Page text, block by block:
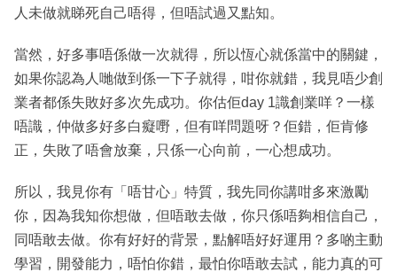
人未做就睇死自己唔得，但唔試過又點知。
當然，好多事唔係做一次就得，所以恆心就係當中的關鍵，
如果你認為人哋做到係一下子就得，咁你就錯，我見唔少創
業者都係失敗好多次先成功。你估佢day 1識創業咩？一樣
唔識，仲做多好多白癡嘢，但有咩問題呀？佢錯，佢肯修
正，失敗了唔會放棄，只係一心向前，一心想成功。
所以，我見你有「唔甘心」特質，我先同你講咁多來激勵
你，因為我知你想做，但唔敢去做，你只係唔夠相信自己，
同唔敢去做。你有好好的背景，點解唔好好運用？多啲主動
學習，開發能力，唔怕你錯，最怕你唔敢去試，能力真的可